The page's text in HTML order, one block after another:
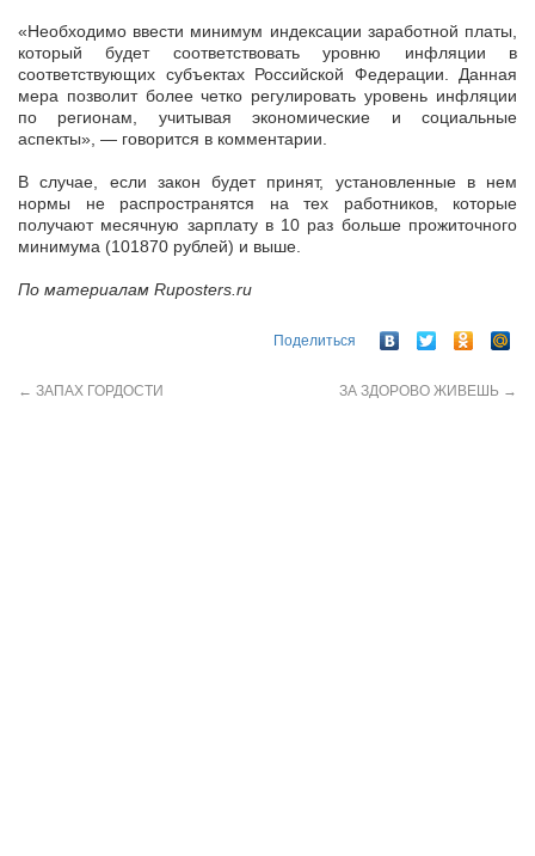
«Необходимо ввести минимум индексации заработной платы,
который будет соответствовать уровню инфляции в
соответствующих субъектах Российской Федерации. Данная
мера позволит более четко регулировать уровень инфляции
по регионам, учитывая экономические и социальные
аспекты», — говорится в комментарии.
В случае, если закон будет принят, установленные в нем
нормы не распространятся на тех работников, которые
получают месячную зарплату в 10 раз больше прожиточного
минимума (101870 рублей) и выше.
По материалам Ruposters.ru
Поделиться
← ЗАПАХ ГОРДОСТИ ЗА ЗДОРОВО ЖИВЕШЬ →